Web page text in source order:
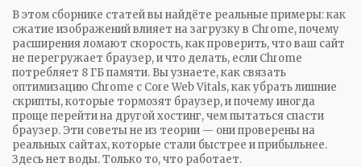
В этом сборнике статей вы найдёте реальные примеры: как
сжатие изображений влияет на загрузку в Chrome, почему
расширения ломают скорость, как проверить, что ваш сайт
не перегружает браузер, и что делать, если Chrome
потребляет 8 ГБ памяти. Вы узнаете, как связать
оптимизацию Chrome с Core Web Vitals, как убрать лишние
скрипты, которые тормозят браузер, и почему иногда
проще перейти на другой хостинг, чем пытаться спасти
браузер. Эти советы не из теории — они проверены на
реальных сайтах, которые стали быстрее и прибыльнее.
Здесь нет воды. Только то, что работает.